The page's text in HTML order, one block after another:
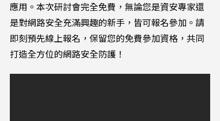
應用。本次研討會完全免費，無論您是資安專家還
是對網路安全充滿興趣的新手，皆可報名參加。請
即刻預先線上報名，保留您的免費參加資格，共同
打造全方位的網路安全防護！